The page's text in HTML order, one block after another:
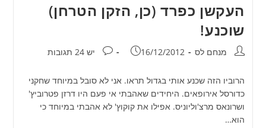
העקשן כפרד (כן, הזקן הטרחן)
שוכנע!
מחבר:מנחם לס פורסם:
16/12/2012 תגובות:
יש 24 תגובות
הרוביו הזה שכנע אותי בגדול תראו. אני לא סובל במיוחד שחקני
כדורסל אירופאים. היחידים שאהבתי אי פעם היו דרזן פטרוביץ'
ושרונאס מרצ'וליוניס. אפילו את קוקוץ' לא אהבתי במיוחד כי
הוא…